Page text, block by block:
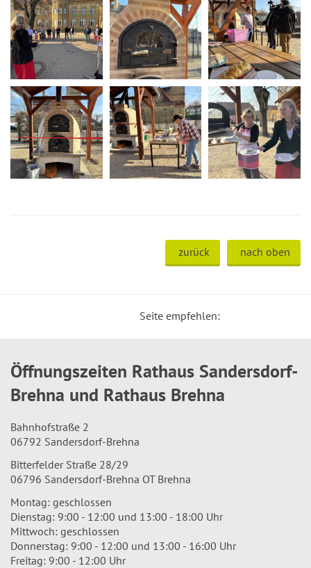
zurück nach oben
Seite empfehlen:
Öffnungszeiten Rathaus Sandersdorf-
Brehna und Rathaus Brehna
Bahnhofstraße 2
06792 Sandersdorf-Brehna
Bitterfelder Straße 28/29
06796 Sandersdorf-Brehna OT Brehna
Montag: geschlossen
Dienstag: 9:00 - 12:00 und 13:00 - 18:00 Uhr
Mittwoch: geschlossen
Donnerstag: 9:00 - 12:00 und 13:00 - 16:00 Uhr
Freitag: 9:00 - 12:00 Uhr